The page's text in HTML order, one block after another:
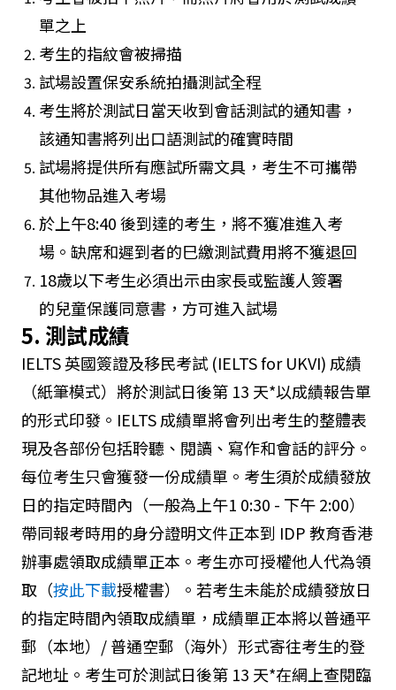
單之上
考生的指紋會被掃描
試場設置保安系統拍攝測試全程
考生將於測試日當天收到會話測試的通知書，
該通知書將列出口語測試的確實時間
試場將提供所有應試所需文具，考生不可攜帶
其他物品進入考場
於上午8:40 後到達的考生，將不獲准進入考
場。缺席和遲到者的巳繳測試費用將不獲退回
18歲以下考生必須出示由家長或監護人簽署
的兒童保護同意書，方可進入試場
5. 測試成績
IELTS 英國簽證及移民考試 (IELTS for UKVI) 成績
（紙筆模式）將於測試日後第 13 天*以成績報告單
的形式印發。IELTS 成績單將會列出考生的整體表
現及各部份包括聆聽、閱讀、寫作和會話的評分。
每位考生只會獲發一份成績單。考生須於成績發放
日的指定時間內（一般為上午1 0:30 - 下午 2:00）
帶同報考時用的身分證明文件正本到 IDP 教育香港
辦事處領取成績單正本。考生亦可授權他人代為領
取（按此下載授權書）。若考生未能於成績發放日
的指定時間內領取成績單，成績單正本將以普通平
郵（本地）/ 普通空郵（海外）形式寄往考生的登
記地址。考生可於測試日後第 13 天*在網上查閱臨